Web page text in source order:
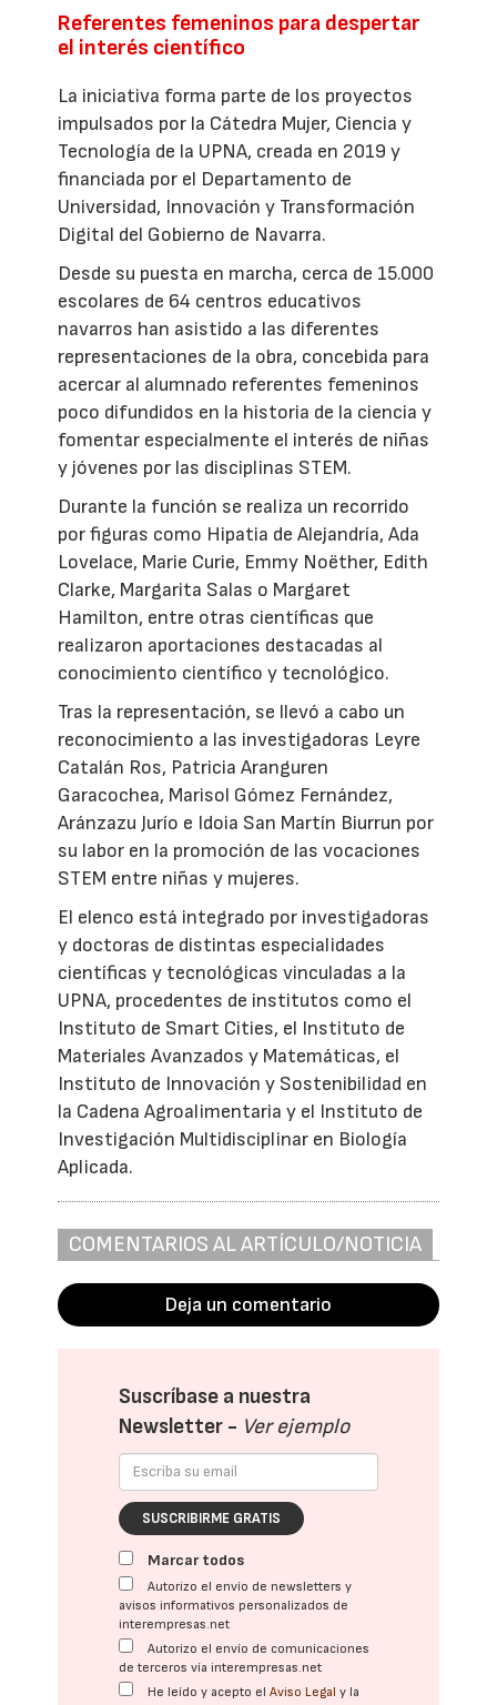
Referentes femeninos para despertar
el interés científico
La iniciativa forma parte de los proyectos
impulsados por la Cátedra Mujer, Ciencia y
Tecnología de la UPNA, creada en 2019 y
financiada por el Departamento de
Universidad, Innovación y Transformación
Digital del Gobierno de Navarra.
Desde su puesta en marcha, cerca de 15.000
escolares de 64 centros educativos
navarros han asistido a las diferentes
representaciones de la obra, concebida para
acercar al alumnado referentes femeninos
poco difundidos en la historia de la ciencia y
fomentar especialmente el interés de niñas
y jóvenes por las disciplinas STEM.
Durante la función se realiza un recorrido
por figuras como Hipatia de Alejandría, Ada
Lovelace, Marie Curie, Emmy Noëther, Edith
Clarke, Margarita Salas o Margaret
Hamilton, entre otras científicas que
realizaron aportaciones destacadas al
conocimiento científico y tecnológico.
Tras la representación, se llevó a cabo un
reconocimiento a las investigadoras Leyre
Catalán Ros, Patricia Aranguren
Garacochea, Marisol Gómez Fernández,
Aránzazu Jurío e Idoia San Martín Biurrun por
su labor en la promoción de las vocaciones
STEM entre niñas y mujeres.
El elenco está integrado por investigadoras
y doctoras de distintas especialidades
científicas y tecnológicas vinculadas a la
UPNA, procedentes de institutos como el
Instituto de Smart Cities, el Instituto de
Materiales Avanzados y Matemáticas, el
Instituto de Innovación y Sostenibilidad en
la Cadena Agroalimentaria y el Instituto de
Investigación Multidisciplinar en Biología
Aplicada.
COMENTARIOS AL ARTÍCULO/NOTICIA
Deja un comentario
Suscríbase a nuestra
Newsletter - Ver ejemplo
SUSCRIBIRME GRATIS
Marcar todos
Autorizo el envío de newsletters y
avisos informativos personalizados de
interempresas.net
Autorizo el envío de comunicaciones
de terceros vía interempresas.net
He leído y acepto elAviso Legal y la